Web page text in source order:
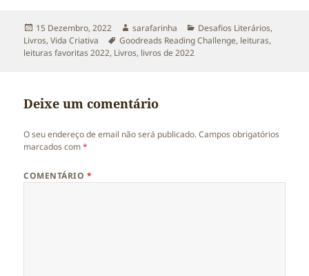
Publicado
a
15 Dezembro, 2022 Autor
sarafarinha Categorias
Desafios Literários,
Livros,Vida Criativa Etiquetas
Goodreads Reading Challenge, leituras,
leituras favoritas 2022, Livros, livros de 2022
Deixe um comentário
O seu endereço de email não será publicado. Campos obrigatórios
marcados com*
COMENTÁRIO *